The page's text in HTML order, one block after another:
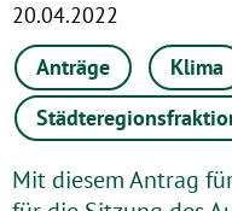
20.04.2022
Anträge
Klima
Mit diesem Antrag